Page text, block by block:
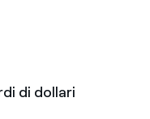
di dollari